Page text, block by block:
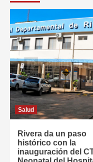
Salud
Rivera da un paso
histórico con la
inauguración del